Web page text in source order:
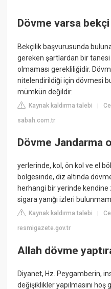
Dövme varsa
Bekçilik başvurusunda
gereken şartlardan bir tanesi
olmaması gerekliliğidir.
nitelendirildiği için dövmesi
mümkün değildir.
Kaynak kaldırma talebi |
sabah.com.tr
Dövme Jandarma
yerlerinde, kol, ön kol ve el
bölgesinde, diz altında
herhangi bir yerinde
sigara yanığı izleri
Kaynak kaldırma talebi |
resmigazete.gov.tr
Allah dövme
Diyanet, Hz. Peygamberin,
değişiklikler yapılmasını